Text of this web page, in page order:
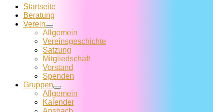
Startseite
Beratung
Verein
Allgemein
Vereins­geschichte
Satzung
Mitglied­schaft
Vorstand
Spenden
Gruppen
Allgemein
Kalender